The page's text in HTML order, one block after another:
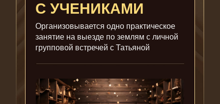
С УЧЕНИКАМИ
Организовывается одно практическое
занятие на выезде по землям с личной
групповой встречей с Татьяной